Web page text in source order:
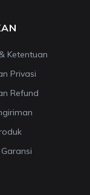
Ketentuan
Privasi
Refund